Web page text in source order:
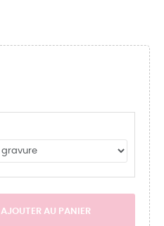
AJOUTER AU PANIER